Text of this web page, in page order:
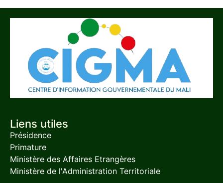
Liens utiles
Présidence
Primature
Ministère des Affaires Etrangères
Ministère de l'Administration Territoriale